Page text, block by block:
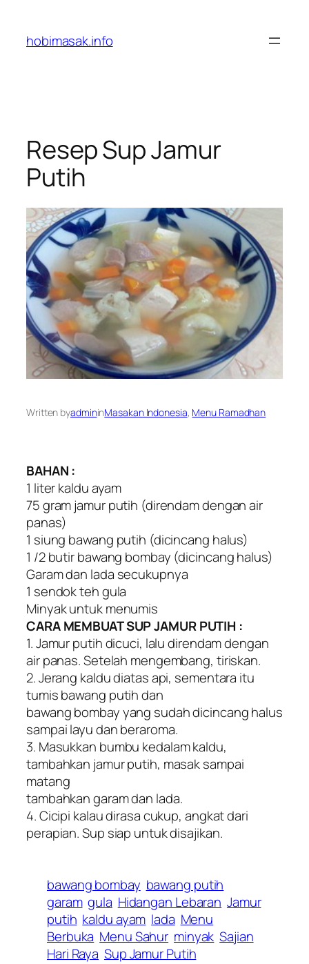
content
hobimasak.info
Resep Sup Jamur
Putih
Written byadmininMasakan Indonesia, Menu Ramadhan
BAHAN :
1 liter kaldu ayam
75 gram jamur putih (direndam dengan air
panas)
1 siung bawang putih (dicincang halus)
1 /2 butir bawang bombay (dicincang halus)
Garam dan lada secukupnya
1 sendok teh gula
Minyak untuk menumis
CARA MEMBUAT SUP JAMUR PUTIH :
1. Jamur putih dicuci, lalu direndam dengan
air panas. Setelah mengembang, tiriskan.
2. Jerang kaldu diatas api, sementara itu
tumis bawang putih dan
bawang bombay yang sudah dicincang halus
sampai layu dan beraroma.
3. Masukkan bumbu kedalam kaldu,
tambahkan jamur putih, masak sampai
matang
tambahkan garam dan lada.
4. Cicipi kalau dirasa cukup, angkat dari
perapian. Sup siap untuk disajikan.
bawang bombay bawang putih
garam gula Hidangan Lebaran Jamur
putih kaldu ayam lada Menu
Berbuka Menu Sahur minyak Sajian
Hari Raya Sup Jamur Putih